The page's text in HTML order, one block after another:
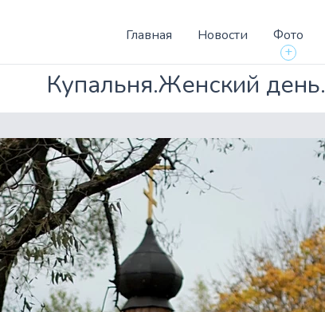
Главная Новости
Фото
+
Купальня.Женский день.